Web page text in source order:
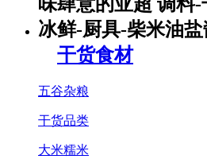
干货食材
五谷杂粮
干货品类
大米糯米